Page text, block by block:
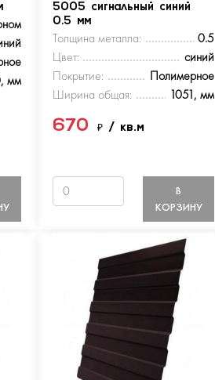
мм
5005 сигнальный синий
0.5 мм
Толщина металла:
0.5
Цвет:
синий
Покрытие:
Полимерное
Ширина общая:
1051, мм
670₽/ кв.м
В
КОРЗИНУ